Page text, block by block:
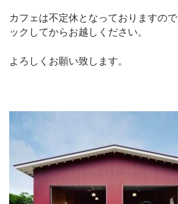
カフェは不定休となっておりますの
ックしてからお越しください。
よろしくお願い致します。